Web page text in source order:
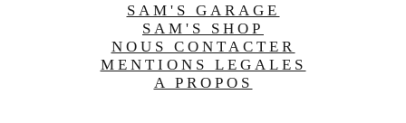
SAM'S GARAGE
SAM'S SHOP
NOUS CONTACTER
MENTIONS LEGALES
A PROPOS